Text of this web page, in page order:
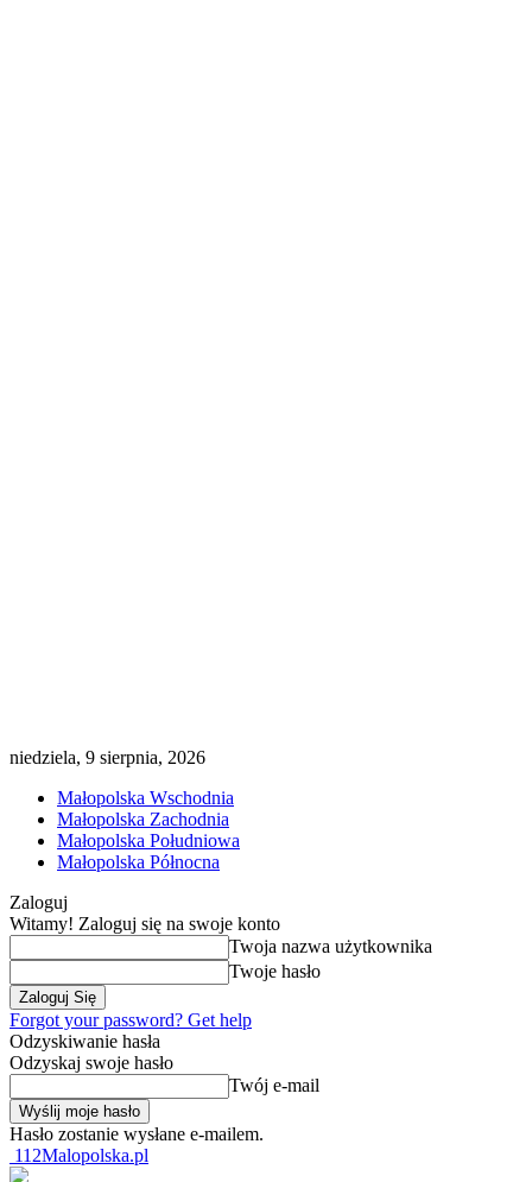
niedziela, 9 sierpnia, 2026
Małopolska Wschodnia
Małopolska Zachodnia
Małopolska Południowa
Małopolska Północna
Zaloguj
Witamy! Zaloguj się na swoje konto
Twoja nazwa użytkownika
Twoje hasło
Forgot your password? Get help
Odzyskiwanie hasła
Odzyskaj swoje hasło
Twój e-mail
Hasło zostanie wysłane e-mailem.
112Malopolska.pl